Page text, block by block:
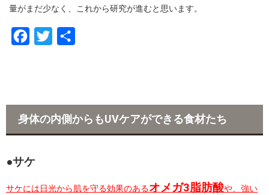
量がまだ少なく、これから研究が進むと思います。
b
o
k
t
e
身体の内側からもUVケアができる食材たち
●サケ
サケには日光から肌を守る効果のあるオメガ3脂肪酸や、強い